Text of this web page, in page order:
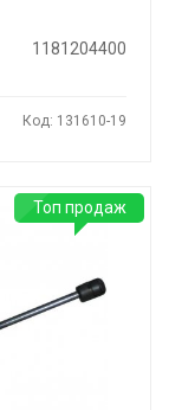
1181204400
Код: 131610-19
Топ продаж